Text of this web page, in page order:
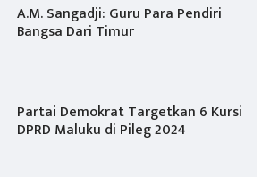
A.M. Sangadji: Guru Para Pendiri
Bangsa Dari Timur
Partai Demokrat Targetkan 6 Kursi
DPRD Maluku di Pileg 2024